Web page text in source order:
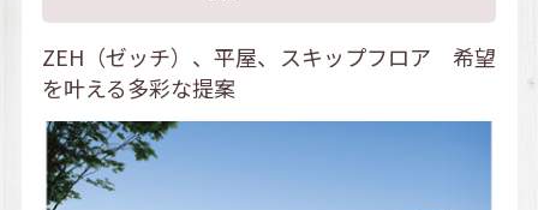
ZEH（ゼッチ）、平屋、スキップフロア 希望
を叶える多彩な提案